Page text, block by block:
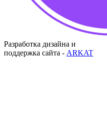
Разработка дизайна и
поддержка сайта - ARKAT